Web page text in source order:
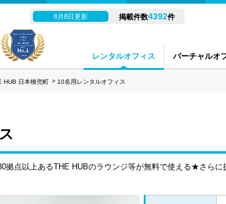
レンタルオフィス バーチャルオ
8月8日更新 掲載件数4392件
HUB 日本橋兜町 10名用レンタルオフィス
点以上あるTHE HUBのラウンジ等が無料で使える★さら